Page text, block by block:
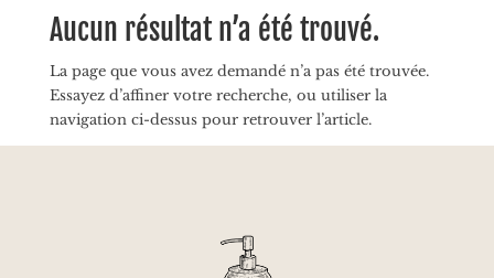
Aucun résultat n’a été trouvé.
La page que vous avez demandé n’a pas été trouvée.
Essayez d’affiner votre recherche, ou utiliser la
navigation ci-dessus pour retrouver l’article.